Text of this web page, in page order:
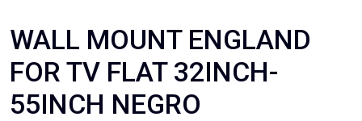
WALL MOUNT ENGLAND
FOR TV FLAT 32INCH-
55INCH NEGRO